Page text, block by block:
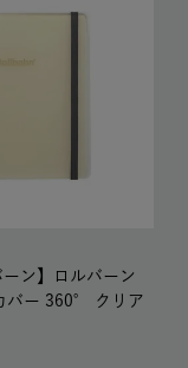
ーン】ロルバーン
バー 360° クリア